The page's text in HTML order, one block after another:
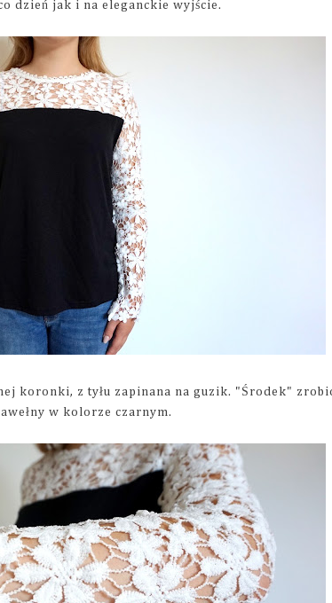
dzień jak i na eleganckie wyjście.
koronki, z tyłu zapinana na guzik. "Środek"
w kolorze czarnym.